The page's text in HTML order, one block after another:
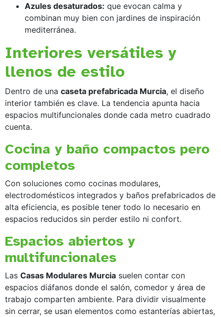
Azules desaturados: que evocan calma y
combinan muy bien con jardines de inspiración
mediterránea.
Interiores versátiles y
llenos de estilo
Dentro de una caseta prefabricada Murcia, el diseño
interior también es clave. La tendencia apunta hacia
espacios multifuncionales donde cada metro cuadrado
cuenta.
Cocina y baño compactos pero
completos
Con soluciones como cocinas modulares,
electrodomésticos integrados y baños prefabricados de
alta eficiencia, es posible tener todo lo necesario en
espacios reducidos sin perder estilo ni confort.
Espacios abiertos y
multifuncionales
Las Casas Modulares Murcia suelen contar con
espacios diáfanos donde el salón, comedor y área de
trabajo comparten ambiente. Para dividir visualmente
sin cerrar, se usan elementos como estanterías abiertas,